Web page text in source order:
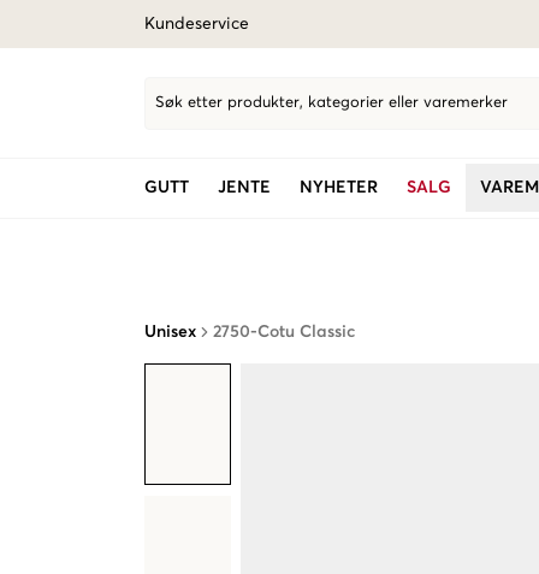
Kundeservice
Søk etter produkter, kategorier eller varemerker
GUTT JENTE NYHETER SALG
Unisex 2750-Cotu Classic